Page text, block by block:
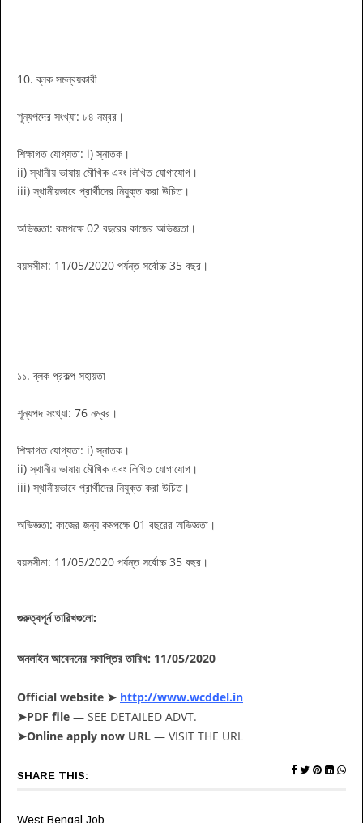
10. ব্লক সমন্বয়কারী
শূন্যপদের সংখ্যা: ৮৪ নম্বর।
শিক্ষাগত যোগ্যতা: i) স্নাতক।
ii) স্থানীয় ভাষায় মৌখিক এবং লিখিত যোগাযোগ।
iii) স্থানীয়ভাবে প্রার্থীদের নিযুক্ত করা উচিত।
অভিজ্ঞতা: কমপক্ষে 02 বছরের কাজের অভিজ্ঞতা।
বয়সসীমা: 11/05/2020 পর্যন্ত সর্বোচ্চ 35 বছর।
১১. ব্লক প্রকল্প সহায়তা
শূন্যপদ সংখ্যা: 76 নম্বর।
শিক্ষাগত যোগ্যতা: i) স্নাতক।
ii) স্থানীয় ভাষায় মৌখিক এবং লিখিত যোগাযোগ।
iii) স্থানীয়ভাবে প্রার্থীদের নিযুক্ত করা উচিত।
অভিজ্ঞতা: কাজের জন্য কমপক্ষে 01 বছরের অভিজ্ঞতা।
বয়সসীমা: 11/05/2020 পর্যন্ত সর্বোচ্চ 35 বছর।
গুরুত্বপূর্ন তারিখগুলো:
অনলাইন আবেদনের সমাপ্তির তারিখ: 11/05/2020
Official website ➤ http://www.wcddel.in
➤PDF file — SEE DETAILED ADVT.
➤Online apply now URL — VISIT THE URL
SHARE THIS:
West Bengal Job